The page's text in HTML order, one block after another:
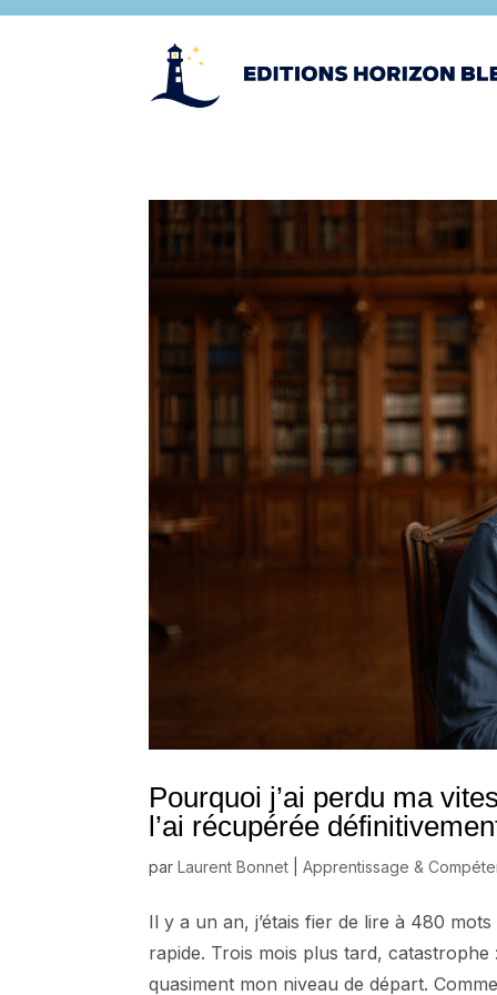
Pourquoi j’ai perdu ma
l’ai récupérée
parLaurent Bonnet |Apprentissage &
Il y a un an, j’étais fier de lire à 480
rapide. Trois mois plus tard,
quasiment mon niveau de départ.